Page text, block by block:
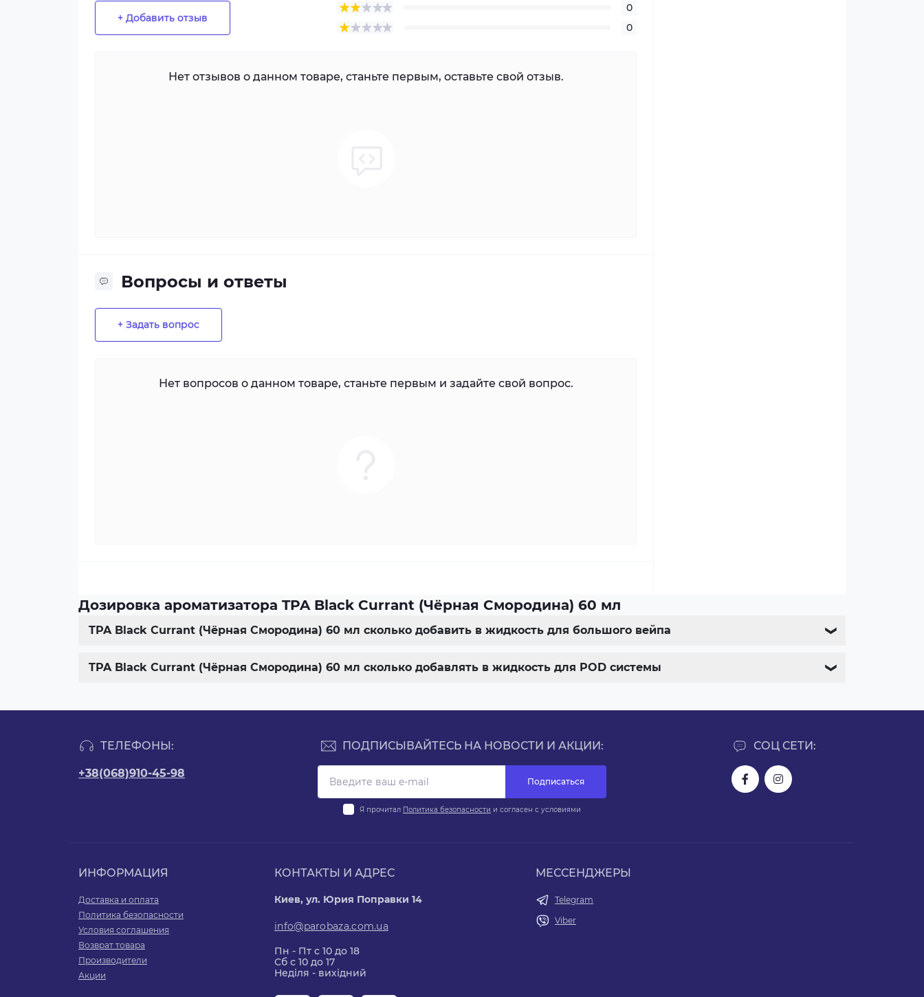
+ Добавить отзыв
0
0
Нет отзывов о данном товаре, станьте первым, оставьте свой отзыв.
Вопросы и ответы
+ Задать вопрос
Нет вопросов о данном товаре, станьте первым и задайте свой вопрос.
Дозировка ароматизатора TPA Black Currant (Чёрная Смородина) 60 мл
TPA Black Currant (Чёрная Смородина) 60 мл сколько добавить в жидкость для большого вейпа ❯
TPA Black Currant (Чёрная Смородина) 60 мл сколько добавлять в жидкость для POD системы ❯
ТЕЛЕФОНЫ:
+38(068)910-45-98
СОЦ СЕТИ:
ПОДПИСЫВАЙТЕСЬ НА НОВОСТИ И АКЦИИ:
Подписаться
Я прочитал Политика безопасности и согласен с условиями
ИНФОРМАЦИЯ
Доставка и оплата
Политика безопасности
Условия соглашения
Возврат товара
Производители
Акции
КОНТАКТЫ И АДРЕС
Киев, ул. Юрия Поправки 14
info@parobaza.com.ua
Пн - Пт с 10 до 18
Сб с 10 до 17
Неділя - вихідний
МЕССЕНДЖЕРЫ
Telegram
Viber